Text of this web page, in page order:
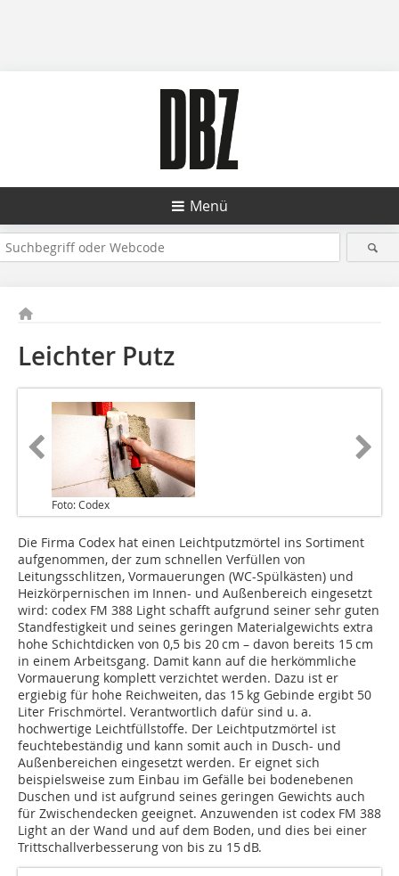
Menü
Leichter Putz
Foto: Codex
Die Firma Codex hat einen Leichtputzmörtel ins Sortiment
aufgenommen, der zum schnellen Verfüllen von
Leitungsschlitzen, Vormauerungen (WC-Spülkästen) und
Heizkörpernischen im Innen- und Außenbereich eingesetzt
wird: codex FM 388 Light schafft aufgrund seiner sehr guten
Standfestigkeit und seines geringen Materialgewichts extra
hohe Schichtdicken von 0,5 bis 20 cm – davon bereits 15 cm
in einem Arbeitsgang. Damit kann auf die herkömmliche
Vormauerung komplett verzichtet werden. Dazu ist er
ergiebig für hohe Reichweiten, das 15 kg Gebinde ergibt 50
Liter Frischmörtel. Verantwortlich dafür sind u. a.
hochwertige Leichtfüllstoffe. Der Leichtputzmörtel ist
feuchtebeständig und kann somit auch in Dusch- und
Außenbereichen eingesetzt werden. Er eignet sich
beispielsweise zum Einbau im Gefälle bei bodenebenen
Duschen und ist aufgrund seines geringen Gewichts auch
für Zwischendecken geeignet. Anzuwenden ist codex FM 388
Light an der Wand und auf dem Boden, und dies bei einer
Trittschallverbesserung von bis zu 15 dB.